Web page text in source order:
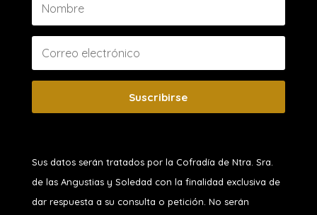
Suscribirse
Sus datos serán tratados por la Cofradía de Ntra. Sra.
de las Angustias y Soledad con la finalidad exclusiva de
dar respuesta a su consulta o petición. No serán